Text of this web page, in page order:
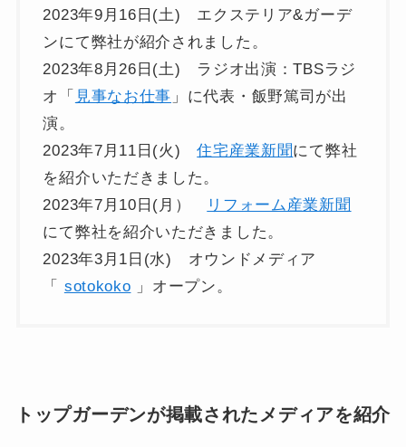
2023年9月16日(土) エクステリア&ガーデ
ンにて弊社が紹介されました。
2023年8月26日(土) ラジオ出演：TBSラジ
オ「 見事なお仕事 」に代表・飯野篤司が出
演。
2023年7月11日(火)住宅産業新聞にて弊社
を紹介いただきました。
2023年7月10日(月）
リフォーム産業新聞
にて弊社を紹介いただきました。
2023年3月1日(水) オウンドメディア
「 sotokoko 」オープン。
トップガーデンが掲載されたメディアを紹介